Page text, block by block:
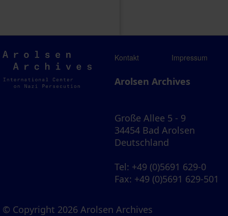
Arolsen
Archives
Kontakt Impressum
Arolsen Archives
Große Allee 5 - 9
34454 Bad Arolsen
Deutschland
Tel: +49 (0)5691 629-0
Fax: +49 (0)5691 629-501
© Copyright 2026 Arolsen Archives